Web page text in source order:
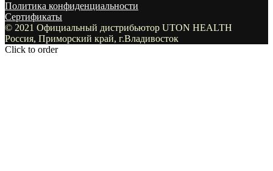
Политика конфиденциальности
Сертификаты
© 2021 Официальный дистрибьютор UTON HEALTH
Россия, Приморский край, г.Владивосток
Click to order